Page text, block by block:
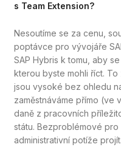
s Team Extension?
Nesoutíme se za cenu,
poptávce pro vývojáře
SAP Hybris k tomu, aby
kterou byste mohli říct.
jsou vysoké bez ohledu
zaměstnáváme přímo (ve
daně z pracovních
státu. Bezproblémové
administrativní potíže projít.